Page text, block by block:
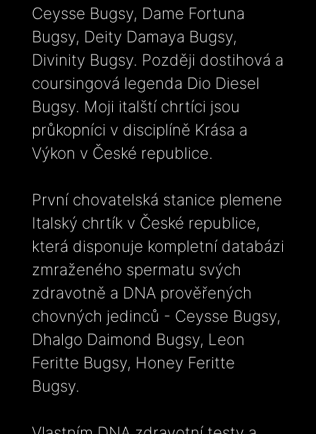
Ceysse Bugsy, Dame Fortuna
Bugsy, Deity Damaya Bugsy,
Divinity Bugsy. Později dostihová a
coursingová legenda Dio Diesel
Bugsy. Moji italští chrtíci jsou
průkopníci v disciplíně Krása a
Výkon v České republice.
První chovatelská stanice plemene
Italský chrtík v České republice,
která disponuje kompletní databázi
zmraženého spermatu svých
zdravotně a DNA prověřených
chovných jedinců - Ceysse Bugsy,
Dhalgo Daimond Bugsy, Leon
Feritte Bugsy, Honey Feritte
Bugsy.